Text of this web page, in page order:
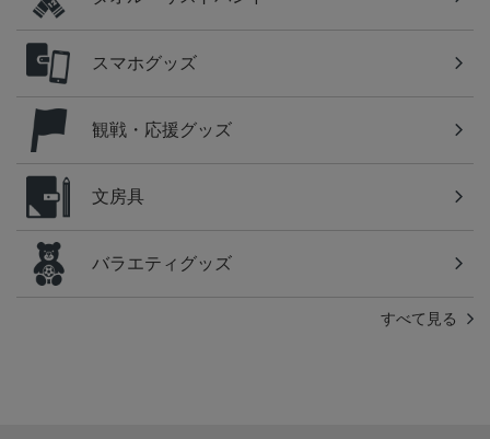
スマホグッズ
観戦・応援グッズ
文房具
バラエティグッズ
すべて見る